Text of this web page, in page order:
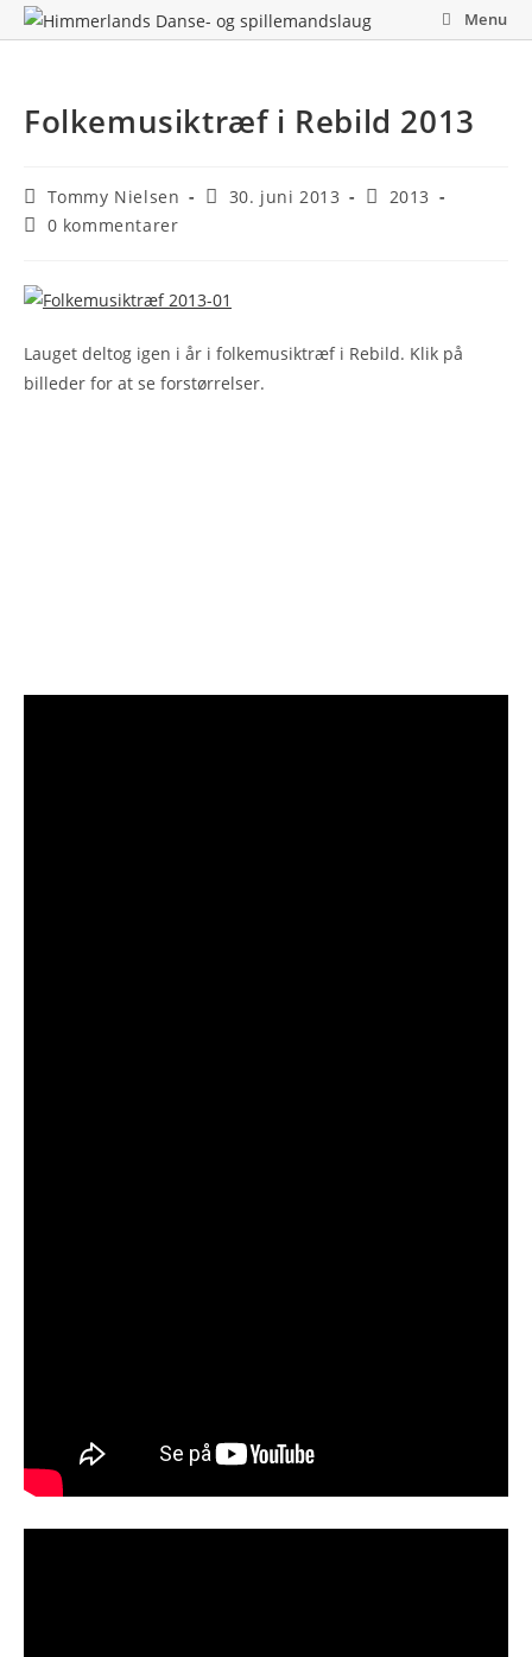
Skip
to
Menu
Folkemusiktræf i Rebild 2013
Post
author:
Tommy Nielsen
Post30. juni 2013
Post2013
Post0 kommentarer
Lauget deltog igen i år i folkemusiktræf i Rebild. Klik på
billeder for at se forstørrelser.